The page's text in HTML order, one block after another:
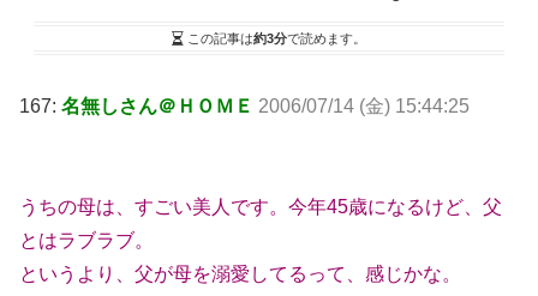
この記事は約3分で読めます。
167: 名無しさん＠ＨＯＭＥ 2006/07/14 (金) 15:44:25
うちの母は、すごい美人です。今年45歳になるけど、父
とはラブラブ。
というより、父が母を溺愛してるって、感じかな。